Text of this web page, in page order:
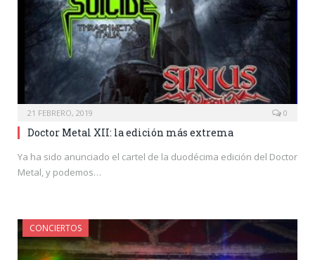
21 FEBRERO, 2019 0
Doctor Metal XII: la edición más extrema
Ya ha sido anunciado el cartel de la duodécima edición del Doctor
Metal, y podemos…
CONCIERTOS